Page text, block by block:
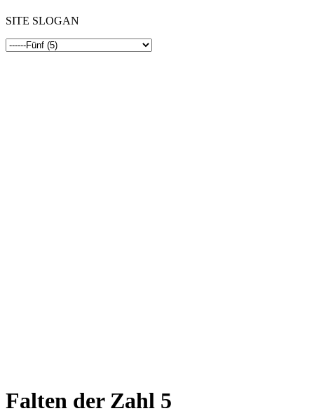
SITE SLOGAN
Falten der Zahl 5